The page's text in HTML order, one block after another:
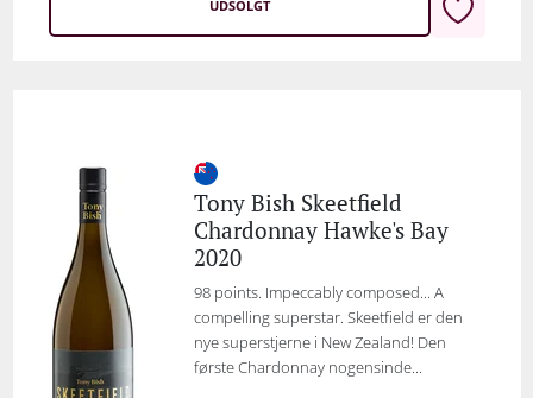
UDSOLGT
Tony Bish Skeetfield
Chardonnay Hawke's Bay
2020
98 points. Impeccably composed... A
compelling superstar. Skeetfield er den
nye superstjerne i New Zealand! Den
første Chardonnay nogensinde...